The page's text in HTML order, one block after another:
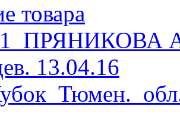
товара